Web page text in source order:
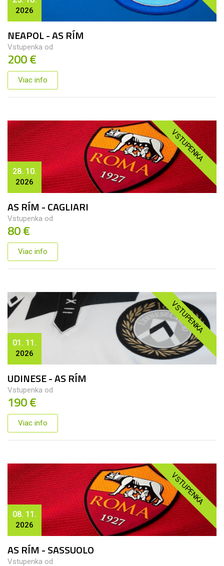
2026
NEAPOL - AS RÍM
Vstupenka od
200 €
Viac info
VSTUPENKA
28. 10.
2026
AS RÍM - CAGLIARI
Vstupenka od
80 €
Viac info
VSTUPENKA
01. 11.
2026
UDINESE - AS RÍM
Vstupenka od
190 €
Viac info
VSTUPENKA
08. 11.
2026
AS RÍM - SASSUOLO
Vstupenka od